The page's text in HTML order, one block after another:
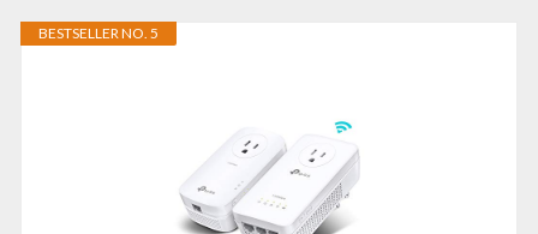
BESTSELLER NO. 5